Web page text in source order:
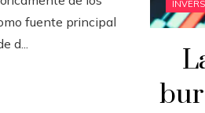
fuente principal
d...